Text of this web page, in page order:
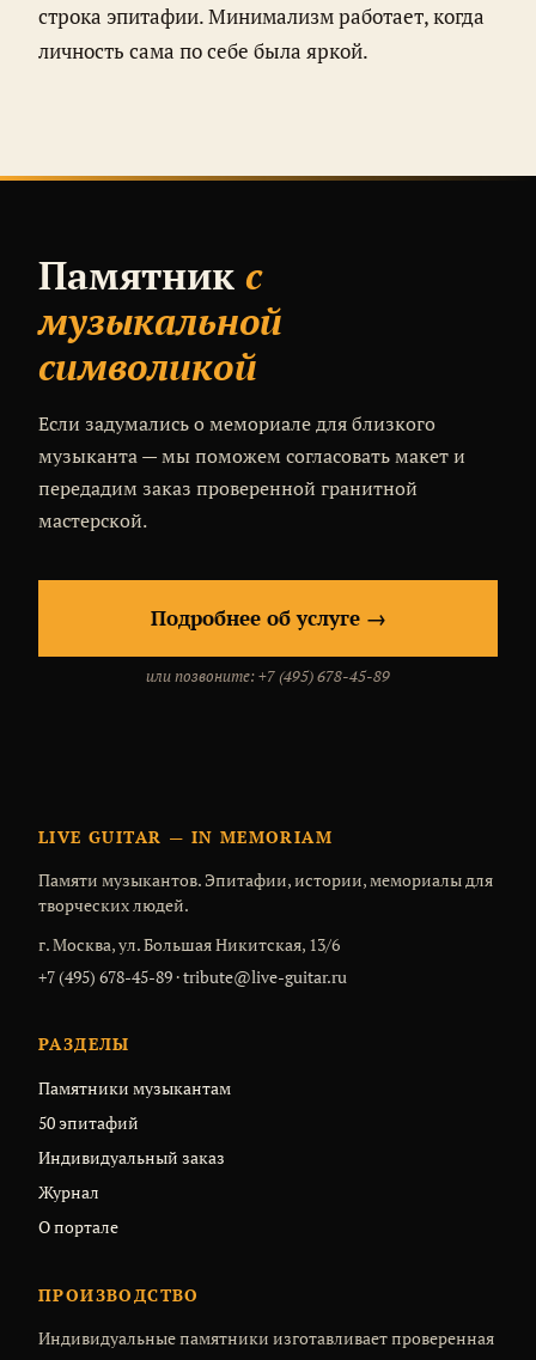
строка эпитафии. Минимализм работает, когда
личность сама по себе была яркой.
Памятник с
музыкальной
символикой
Если задумались о мемориале для близкого
музыканта — мы поможем согласовать макет и
передадим заказ проверенной гранитной
мастерской.
Подробнее об услуге →
или позвоните: +7 (495) 678-45-89
LIVE GUITAR — IN MEMORIAM
Памяти музыкантов. Эпитафии, истории, мемориалы для
творческих людей.
г. Москва, ул. Большая Никитская, 13/6
+7 (495) 678-45-89 ·tribute@live-guitar.ru
РАЗДЕЛЫ
Памятники музыкантам
50 эпитафий
Индивидуальный заказ
Журнал
О портале
ПРОИЗВОДСТВО
Индивидуальные памятники изготавливает проверенная